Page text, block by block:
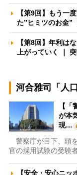
【第9回】もう一
た”ヒミツのお金”
【第8回】年利は
上がっていく ｜
河合雅司「人
【
が本
現…
警察庁が目下、頭
官の採用試験の受験
【安全・安心ニ